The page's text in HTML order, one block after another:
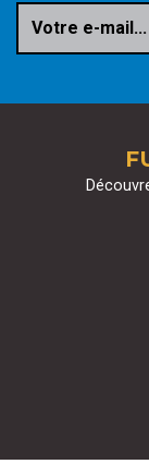
Votre e-mail...